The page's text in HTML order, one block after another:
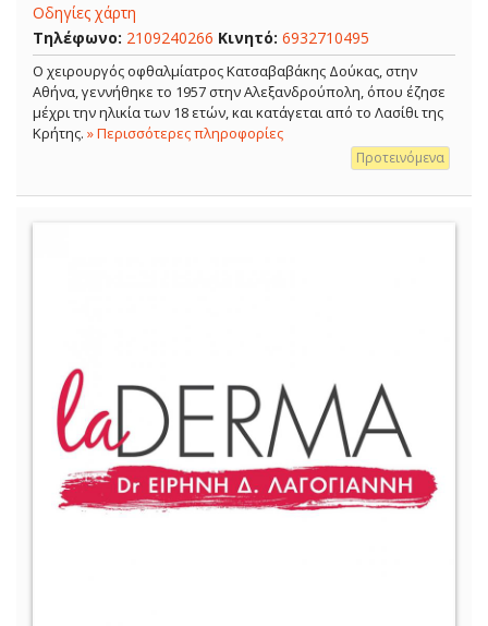
Οδηγίες χάρτη
Τηλέφωνο: 2109240266 Κινητό: 6932710495
Ο χειρουργός οφθαλμίατρος Κατσαβαβάκης Δούκας, στην
Αθήνα, γεννήθηκε το 1957 στην Αλεξανδρούπολη, όπου έζησε
μέχρι την ηλικία των 18 ετών, και κατάγεται από το Λασίθι της
Κρήτης. » Περισσότερες πληροφορίες
Προτεινόμενα